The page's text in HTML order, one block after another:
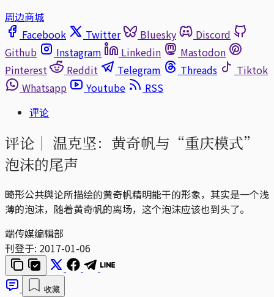
周边商城
Facebook
Twitter Bluesky
Discord
Github
Instagram Linkedin
Mastodon
Pinterest
Reddit Telegram Threads
Tiktok
Whatsapp
Youtube
RSS
评论
评论｜ 温克坚：黄奇帆与“重庆模式”
泡沫的尾声
畸形公共舆论所描绘的黄奇帆精明能干的形象，其实是一个浅
薄的泡沫，随着黄奇帆的离场，这个泡沫应该也到头了。
端传媒编辑部
刊登于: 2017-01-06
收藏